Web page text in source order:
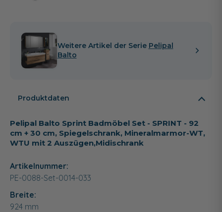
Weitere Artikel der Serie Pelipal
Balto
Produktdaten
Pelipal Balto Sprint Badmöbel Set - SPRINT - 92
cm + 30 cm, Spiegelschrank, Mineralmarmor-WT,
WTU mit 2 Auszügen,Midischrank
Artikelnummer:
PE-0088-Set-0014-033
Breite:
924 mm